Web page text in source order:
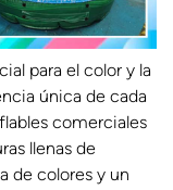
para el color y la
única de cada
comerciales
llenas de
de colores y un